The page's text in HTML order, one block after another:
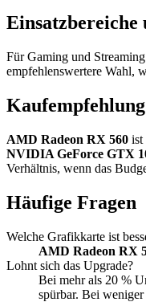
Einsatzbereiche
Für Gaming und
empfehlenswertere Wahl,
Kaufempfehlung
AMD Radeon RX 560 ist
NVIDIA GeForce GTX
Verhältnis, wenn das
Häufige Fragen
Welche Grafikkarte ist
AMD Radeon RX
Lohnt sich das Upgrade?
Bei mehr als 20 %
spürbar. Bei